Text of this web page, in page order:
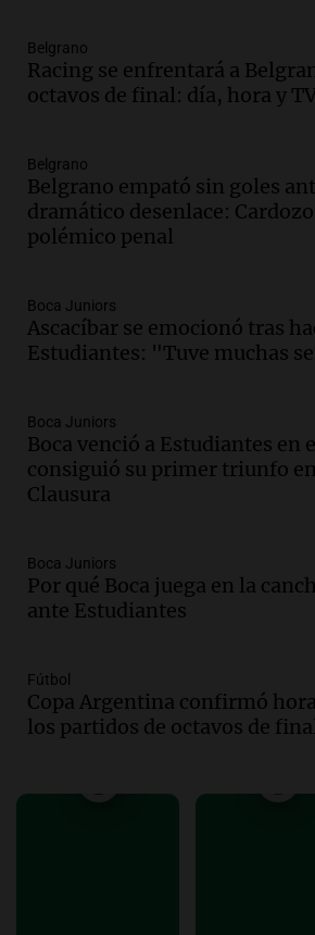
Audio.Conductor
accidente fatal en San
Episodios
Audio.Historiador de la
marcha atrás en la Ley de
“Frenamos un saqueo de
Audio.Ahyre estuvo en el
Federal Sancor Seguros y
Episodios
Audio.Cierre del Paso
Cristo Redentor por
nieve se extiende a 22 días
Episodios
Audio.Estudiantes de
prácticas docentes en
Episodios
Audio.La Universidad de
Panorama Federal
Belgrano
Racing se enfrentará a
octavos de final: día, hora y
Belgrano
Belgrano empató sin goles
dramático desenlace:
polémico penal
Boca Juniors
Ascacíbar se emocionó tras
Estudiantes: "Tuve muchas
Boca Juniors
Boca venció a Estudiantes en
consiguió su primer triunfo
Clausura
Boca Juniors
Por qué Boca juega en la
ante Estudiantes
Fútbol
Copa Argentina confirmó
los partidos de octavos de